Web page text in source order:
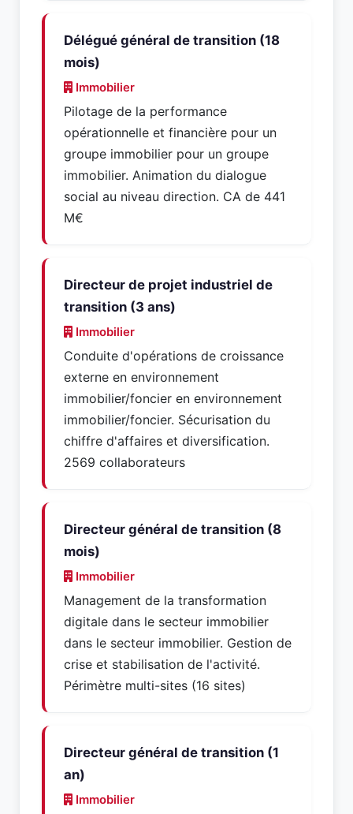
Délégué général de transition (18
mois)
Immobilier
Pilotage de la performance
opérationnelle et financière pour un
groupe immobilier pour un groupe
immobilier. Animation du dialogue
social au niveau direction. CA de 441
M€
Directeur de projet industriel de
transition (3 ans)
Immobilier
Conduite d'opérations de croissance
externe en environnement
immobilier/foncier en environnement
immobilier/foncier. Sécurisation du
chiffre d'affaires et diversification.
2569 collaborateurs
Directeur général de transition (8
mois)
Immobilier
Management de la transformation
digitale dans le secteur immobilier
dans le secteur immobilier. Gestion de
crise et stabilisation de l'activité.
Périmètre multi-sites (16 sites)
Directeur général de transition (1
an)
Immobilier